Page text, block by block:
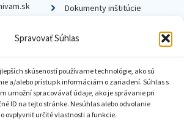
Spravovať Súhlas
skúseností používame technológie, ako sú
a/alebo prístup k informáciám o zariadení. Súhlas s
umožní spracovávať údaje, ako je správanie pri
ID na tejto stránke. Nesúhlas alebo odvolanie
ovplyvniť určité vlastnosti a funkcie.
Dokumenty inštitúcie
Zásady ochrany súkromia